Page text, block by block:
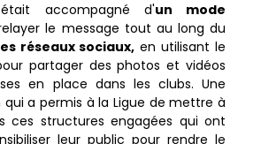
accompagné d'un mode
le message tout au long du
réseaux sociaux, en utilisant le
partager des photos et vidéos
en place dans les clubs. Une
a permis à la Ligue de mettre à
ces structures engagées qui ont
leur public pour rendre le